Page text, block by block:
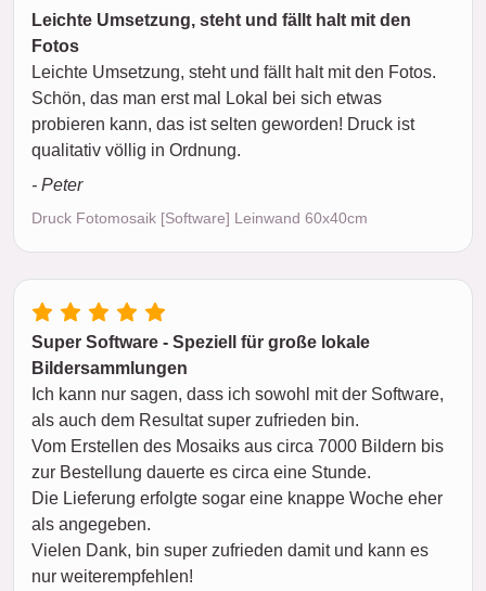
Leichte Umsetzung, steht und fällt halt mit den
Fotos
Leichte Umsetzung, steht und fällt halt mit den Fotos.
Schön, das man erst mal Lokal bei sich etwas
probieren kann, das ist selten geworden! Druck ist
qualitativ völlig in Ordnung.
- Peter
Druck Fotomosaik [Software] Leinwand 60x40cm
Super Software - Speziell für große lokale
Bildersammlungen
Ich kann nur sagen, dass ich sowohl mit der Software,
als auch dem Resultat super zufrieden bin.
Vom Erstellen des Mosaiks aus circa 7000 Bildern bis
zur Bestellung dauerte es circa eine Stunde.
Die Lieferung erfolgte sogar eine knappe Woche eher
als angegeben.
Vielen Dank, bin super zufrieden damit und kann es
nur weiterempfehlen!